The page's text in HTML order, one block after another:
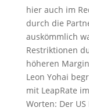
hier auch im
durch die
auskömmlich
Restriktionen
höheren
Leon Yohai
mit LeapRate
Worten: Der